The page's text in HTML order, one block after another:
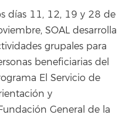
días 11, 12, 19 y 28 de
SOAL desarrolla
grupales para
beneficiarias del
El Servicio de
y
General de la